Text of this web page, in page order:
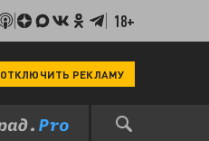
18+
ОТКЛЮЧИТЬ РЕКЛАМУ